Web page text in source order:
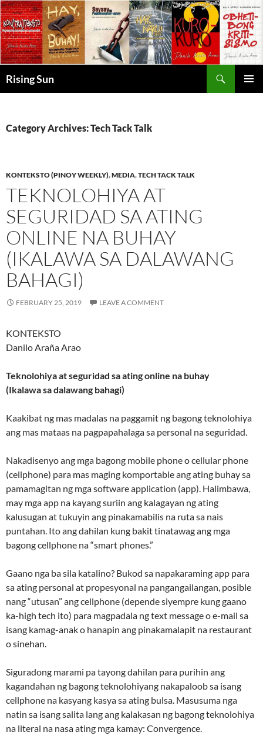
Skip
to
content
Rising Sun
Category Archives: Tech Tack Talk
KONTEKSTO (PINOY WEEKLY),MEDIA,TECH TACK TALK
TEKNOLOHIYA AT
SEGURIDAD SA ATING
ONLINE NA BUHAY
(IKALAWA SA DALAWANG
BAHAGI)
FEBRUARY 25, 2019 LEAVE A COMMENT
KONTEKSTO
Danilo Araña Arao
Teknolohiya at seguridad sa ating online na buhay
(Ikalawa sa dalawang bahagi)
Kaakibat ng mas madalas na paggamit ng bagong teknolohiya
ang mas mataas na pagpapahalaga sa personal na seguridad.
Nakadisenyo ang mga bagong mobile phone o cellular phone
(cellphone) para mas maging komportable ang ating buhay sa
pamamagitan ng mga software application (app). Halimbawa,
may mga app na kayang suriin ang kalagayan ng ating
kalusugan at tukuyin ang pinakamabilis na ruta sa nais
puntahan. Ito ang dahilan kung bakit tinatawag ang mga
bagong cellphone na “smart phones.”
Gaano nga ba sila katalino? Bukod sa napakaraming app para
sa ating personal at propesyonal na pangangailangan, posible
nang “utusan” ang cellphone (depende siyempre kung gaano
ka-high tech ito) para magpadala ng text message o e-mail sa
isang kamag-anak o hanapin ang pinakamalapit na restaurant
o sinehan.
Siguradong marami pa tayong dahilan para purihin ang
kagandahan ng bagong teknolohiyang nakapaloob sa isang
cellphone na kasyang kasya sa ating bulsa. Masusuma nga
natin sa isang salita lang ang kalakasan ng bagong teknolohiya
na literal na nasa ating mga kamay: Convergence.